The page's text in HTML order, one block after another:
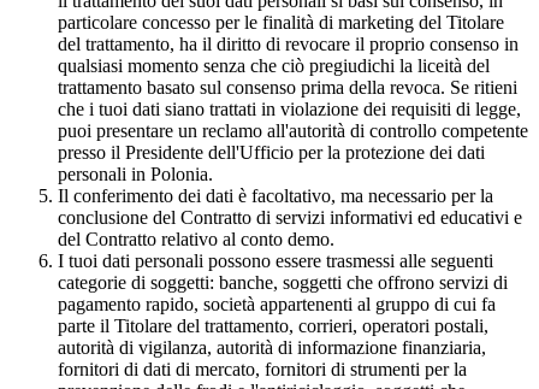
particolare concesso per le finalità di marketing del Titolare
del trattamento, ha il diritto di revocare il proprio consenso in
qualsiasi momento senza che ciò pregiudichi la liceità del
trattamento basato sul consenso prima della revoca. Se ritieni
che i tuoi dati siano trattati in violazione dei requisiti di legge,
puoi presentare un reclamo all'autorità di controllo competente
presso il Presidente dell'Ufficio per la protezione dei dati
personali in Polonia.
Il conferimento dei dati è facoltativo, ma necessario per la
conclusione del Contratto di servizi informativi ed educativi e
del Contratto relativo al conto demo.
I tuoi dati personali possono essere trasmessi alle seguenti
categorie di soggetti: banche, soggetti che offrono servizi di
pagamento rapido, società appartenenti al gruppo di cui fa
parte il Titolare del trattamento, corrieri, operatori postali,
autorità di vigilanza, autorità di informazione finanziaria,
fornitori di dati di mercato, fornitori di strumenti per la